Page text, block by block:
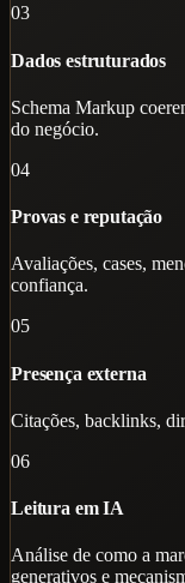
03
Dados estruturados
Schema Markup
do negócio.
04
Provas e reputação
Avaliações, cases,
confiança.
05
Presença externa
Citações, backlinks,
06
Leitura em IA
Análise de como a
generativos e